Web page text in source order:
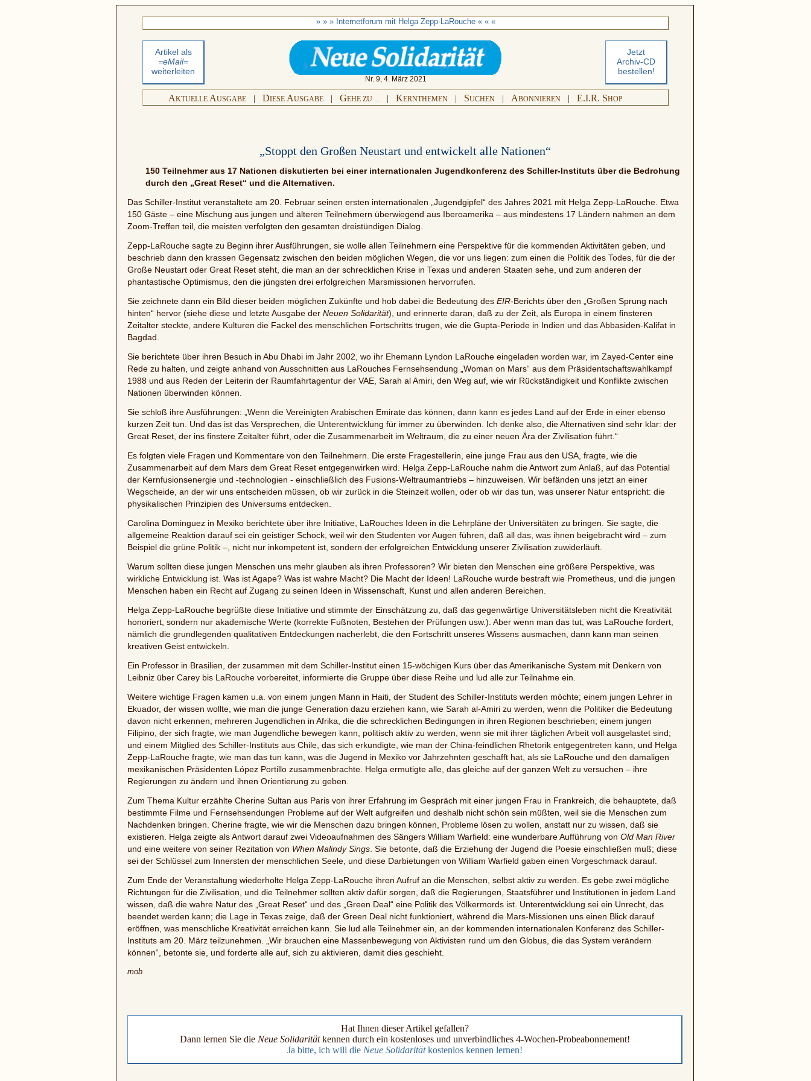
» » » Internetforum mit Helga Zepp-LaRouche « « «
Artikel als
=eMail=
weiterleiten
Jetzt
Archiv-CD
bestellen!
Nr. 9, 4. März 2021
AKTUELLE AUSGABE DIESE AUSGABE GEHE ZU ... KERNTHEMEN SUCHEN ABONNIEREN E.I.R. SHOP
„Stoppt den Großen Neustart und entwickelt alle Nationen“
150 Teilnehmer aus 17 Nationen diskutierten bei einer internationalen Jugendkonferenz des Schiller-Instituts über die Bedrohung
durch den „Great Reset“ und die Alternativen.
Das Schiller-Institut veranstaltete am 20. Februar seinen ersten internationalen „Jugendgipfel“ des Jahres 2021 mit Helga Zepp-LaRouche. Etwa
150 Gäste – eine Mischung aus jungen und älteren Teilnehmern überwiegend aus Iberoamerika – aus mindestens 17 Ländern nahmen an dem
Zoom-Treffen teil, die meisten verfolgten den gesamten dreistündigen Dialog.
Zepp-LaRouche sagte zu Beginn ihrer Ausführungen, sie wolle allen Teilnehmern eine Perspektive für die kommenden Aktivitäten geben, und
beschrieb dann den krassen Gegensatz zwischen den beiden möglichen Wegen, die vor uns liegen: zum einen die Politik des Todes, für die der
Große Neustart oder Great Reset steht, die man an der schrecklichen Krise in Texas und anderen Staaten sehe, und zum anderen der
phantastische Optimismus, den die jüngsten drei erfolgreichen Marsmissionen hervorrufen.
Sie zeichnete dann ein Bild dieser beiden möglichen Zukünfte und hob dabei die Bedeutung des EIR-Berichts über den „Großen Sprung nach
hinten“ hervor (siehe diese und letzte Ausgabe der Neuen Solidarität), und erinnerte daran, daß zu der Zeit, als Europa in einem finsteren
Zeitalter steckte, andere Kulturen die Fackel des menschlichen Fortschritts trugen, wie die Gupta-Periode in Indien und das Abbasiden-Kalifat in
Bagdad.
Sie berichtete über ihren Besuch in Abu Dhabi im Jahr 2002, wo ihr Ehemann Lyndon LaRouche eingeladen worden war, im Zayed-Center eine
Rede zu halten, und zeigte anhand von Ausschnitten aus LaRouches Fernsehsendung „Woman on Mars“ aus dem Präsidentschaftswahlkampf
1988 und aus Reden der Leiterin der Raumfahrtagentur der VAE, Sarah al Amiri, den Weg auf, wie wir Rückständigkeit und Konflikte zwischen
Nationen überwinden können.
Sie schloß ihre Ausführungen: „Wenn die Vereinigten Arabischen Emirate das können, dann kann es jedes Land auf der Erde in einer ebenso
kurzen Zeit tun. Und das ist das Versprechen, die Unterentwicklung für immer zu überwinden. Ich denke also, die Alternativen sind sehr klar: der
Great Reset, der ins finstere Zeitalter führt, oder die Zusammenarbeit im Weltraum, die zu einer neuen Ära der Zivilisation führt.“
Es folgten viele Fragen und Kommentare von den Teilnehmern. Die erste Fragestellerin, eine junge Frau aus den USA, fragte, wie die
Zusammenarbeit auf dem Mars dem Great Reset entgegenwirken wird. Helga Zepp-LaRouche nahm die Antwort zum Anlaß, auf das Potential
der Kernfusionsenergie und -technologien - einschließlich des Fusions-Weltraumantriebs – hinzuweisen. Wir befänden uns jetzt an einer
Wegscheide, an der wir uns entscheiden müssen, ob wir zurück in die Steinzeit wollen, oder ob wir das tun, was unserer Natur entspricht: die
physikalischen Prinzipien des Universums entdecken.
Carolina Dominguez in Mexiko berichtete über ihre Initiative, LaRouches Ideen in die Lehrpläne der Universitäten zu bringen. Sie sagte, die
allgemeine Reaktion darauf sei ein geistiger Schock, weil wir den Studenten vor Augen führen, daß all das, was ihnen beigebracht wird – zum
Beispiel die grüne Politik –, nicht nur inkompetent ist, sondern der erfolgreichen Entwicklung unserer Zivilisation zuwiderläuft.
Warum sollten diese jungen Menschen uns mehr glauben als ihren Professoren? Wir bieten den Menschen eine größere Perspektive, was
wirkliche Entwicklung ist. Was ist Agape? Was ist wahre Macht? Die Macht der Ideen! LaRouche wurde bestraft wie Prometheus, und die jungen
Menschen haben ein Recht auf Zugang zu seinen Ideen in Wissenschaft, Kunst und allen anderen Bereichen.
Helga Zepp-LaRouche begrüßte diese Initiative und stimmte der Einschätzung zu, daß das gegenwärtige Universitätsleben nicht die Kreativität
honoriert, sondern nur akademische Werte (korrekte Fußnoten, Bestehen der Prüfungen usw.). Aber wenn man das tut, was LaRouche fordert,
nämlich die grundlegenden qualitativen Entdeckungen nacherlebt, die den Fortschritt unseres Wissens ausmachen, dann kann man seinen
kreativen Geist entwickeln.
Ein Professor in Brasilien, der zusammen mit dem Schiller-Institut einen 15-wöchigen Kurs über das Amerikanische System mit Denkern von
Leibniz über Carey bis LaRouche vorbereitet, informierte die Gruppe über diese Reihe und lud alle zur Teilnahme ein.
Weitere wichtige Fragen kamen u.a. von einem jungen Mann in Haiti, der Student des Schiller-Instituts werden möchte; einem jungen Lehrer in
Ekuador, der wissen wollte, wie man die junge Generation dazu erziehen kann, wie Sarah al-Amiri zu werden, wenn die Politiker die Bedeutung
davon nicht erkennen; mehreren Jugendlichen in Afrika, die die schrecklichen Bedingungen in ihren Regionen beschrieben; einem jungen
Filipino, der sich fragte, wie man Jugendliche bewegen kann, politisch aktiv zu werden, wenn sie mit ihrer täglichen Arbeit voll ausgelastet sind;
und einem Mitglied des Schiller-Instituts aus Chile, das sich erkundigte, wie man der China-feindlichen Rhetorik entgegentreten kann, und Helga
Zepp-LaRouche fragte, wie man das tun kann, was die Jugend in Mexiko vor Jahrzehnten geschafft hat, als sie LaRouche und den damaligen
mexikanischen Präsidenten López Portillo zusammenbrachte. Helga ermutigte alle, das gleiche auf der ganzen Welt zu versuchen – ihre
Regierungen zu ändern und ihnen Orientierung zu geben.
Zum Thema Kultur erzählte Cherine Sultan aus Paris von ihrer Erfahrung im Gespräch mit einer jungen Frau in Frankreich, die behauptete, daß
bestimmte Filme und Fernsehsendungen Probleme auf der Welt aufgreifen und deshalb nicht schön sein müßten, weil sie die Menschen zum
Nachdenken bringen. Cherine fragte, wie wir die Menschen dazu bringen können, Probleme lösen zu wollen, anstatt nur zu wissen, daß sie
existieren. Helga zeigte als Antwort darauf zwei Videoaufnahmen des Sängers William Warfield: eine wunderbare Aufführung von Old Man River
und eine weitere von seiner Rezitation von When Malindy Sings . Sie betonte, daß die Erziehung der Jugend die Poesie einschließen muß; diese
sei der Schlüssel zum Innersten der menschlichen Seele, und diese Darbietungen von William Warfield gaben einen Vorgeschmack darauf.
Zum Ende der Veranstaltung wiederholte Helga Zepp-LaRouche ihren Aufruf an die Menschen, selbst aktiv zu werden. Es gebe zwei mögliche
Richtungen für die Zivilisation, und die Teilnehmer sollten aktiv dafür sorgen, daß die Regierungen, Staatsführer und Institutionen in jedem Land
wissen, daß die wahre Natur des „Great Reset“ und des „Green Deal“ eine Politik des Völkermords ist. Unterentwicklung sei ein Unrecht, das
beendet werden kann; die Lage in Texas zeige, daß der Green Deal nicht funktioniert, während die Mars-Missionen uns einen Blick darauf
eröffnen, was menschliche Kreativität erreichen kann. Sie lud alle Teilnehmer ein, an der kommenden internationalen Konferenz des Schiller-
Instituts am 20. März teilzunehmen. „Wir brauchen eine Massenbewegung von Aktivisten rund um den Globus, die das System verändern
können“, betonte sie, und forderte alle auf, sich zu aktivieren, damit dies geschieht.
mob
Hat Ihnen dieser Artikel gefallen?
Dann lernen Sie die Neue Solidaritätkennen durch ein kostenloses und unverbindliches 4-Wochen-Probeabonnement!
Ja bitte, ich will die Neue Solidaritätkostenlos kennen lernen!